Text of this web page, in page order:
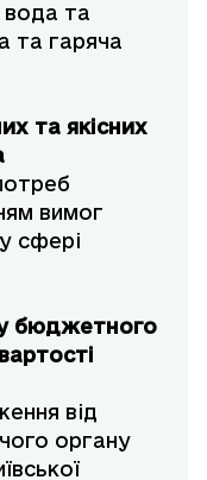
та
та гаряча
та якісних
вимог
сфері
бюджетного
від
органу